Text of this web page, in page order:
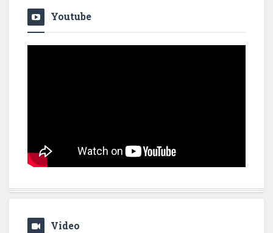
Youtube
Video